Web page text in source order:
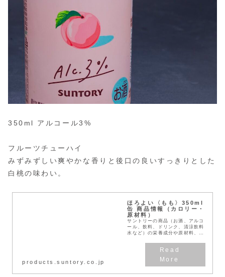
350ml アルコール3%
フルーツチューハイ
みずみずしい爽やかな香りと後口の良いすっきりとした
白桃の味わい。
ほろよい〈もも〉350ml
缶 商品情報（カロリー・
原材料）
サントリーの商品（お酒、アルコ
ール、飲料、ドリンク、清涼飲料
水など）の栄養成分や原材料、価
products.suntory.co.jp